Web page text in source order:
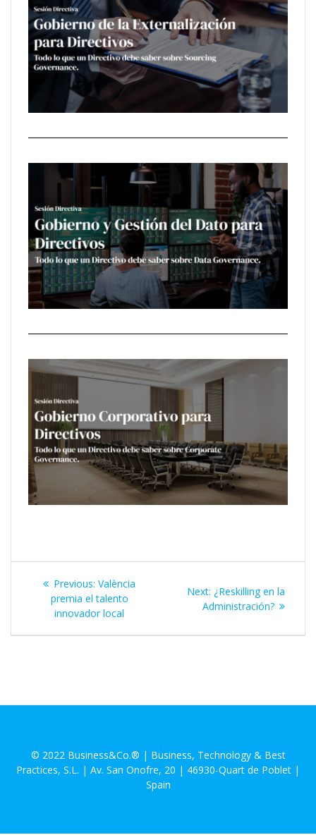
Previous: València
premia el talento
innovador local
Next: ¿Reskilling en la
Administración?
© 2022 Business&Co.® | Business, Technology & Best
Practices, S.L. | Av. San Onofre, 20 | 46930-Quart de Poblet |
Spain